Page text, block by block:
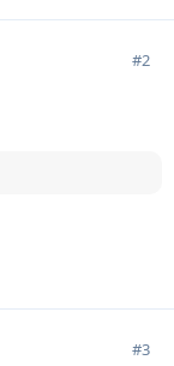
#2
#3